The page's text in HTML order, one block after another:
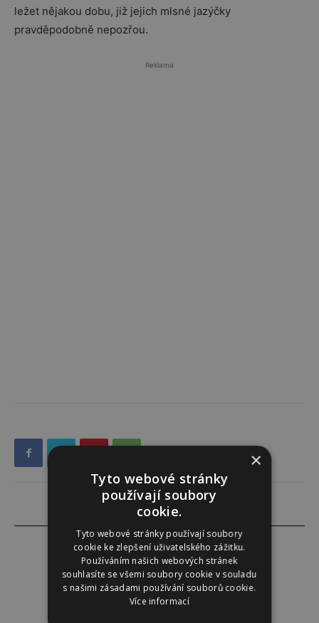
ležet nějakou dobu, již jejich mlsné jazýčky
pravděpodobně nepozřou.
Reklama
Redakce
×
Tyto webové stránky
používají soubory
cookie.
Tyto webové stránky používají soubory
cookie ke zlepšení uživatelského zážitku.
Používáním našich webových stránek
souhlasíte se všemi soubory cookie v souladu
s našimi zásadami používání souborů cookie.
Více informací